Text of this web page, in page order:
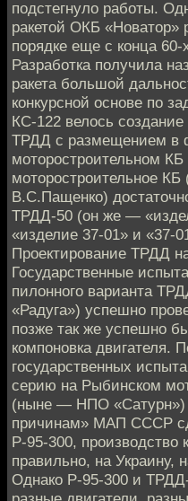
подстегнуло работы.
ракетой ОКБ «Новатор»
порядке еще с конца 60-
Разработка получила
ракета большой
конкурсной основе по
КС-122 велось
ТРДД с размещением в
моторостроительном
моторостроительное КБ
В.С.Пащенко)
ТРДД-50 (он же —
«изделие 37-01» и «37-
Проектирование ТРДД
Государственные
пилонного варианта
«Радуга») успешно
позже так же успешно
компоновка двигателя.
государственных
серию на Рыбинском
(ныне — НПО «Сатурн»)
причинам» МАП СССР
Р-95-300, производство
правильно, на Украину,
Однако Р-95-300 и